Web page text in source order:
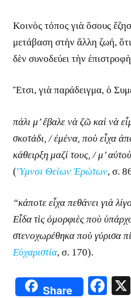
Κοινὸς τόπος γιὰ ὅσους
μετάβαση στὴν ἄλλη ζωή,
δὲν συνοδεύει τὴν
Ἔτσι, γιὰ παράδειγμα, ὁ
πάλι μ’ ἔβαλε νὰ ζῶ καὶ νὰ
σκοτάδι, /ἐμένα, ποὺ εἶχα
κάθειρξη μαζί τους, / μ’
(Ὕμνοι Θείων Ἐρώτων, σ.
“κάποτε εἶχα πεθάνει γιὰ
Εἶδα τὶς ὀμορφιὲς ποὺ
στενοχωρέθηκα ποὺ γύρισα
Εὐχαριστία, σ. 170).
Share